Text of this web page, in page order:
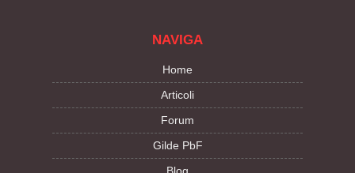
NAVIGA
Home
Articoli
Forum
Gilde PbF